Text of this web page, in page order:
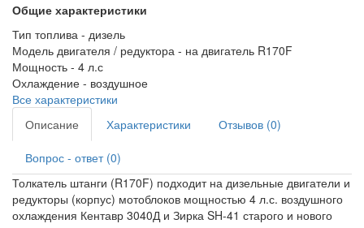
Общие характеристики
Тип топлива - дизель
Модель двигателя / редуктора - на двигатель R170F
Мощность - 4 л.с
Охлаждение - воздушное
Все характеристики
Описание
Характеристики Отзывов (0)
Вопрос - ответ (0)
Толкатель штанги (R170F) подходит на дизельные двигатели и
редукторы (корпус) мотоблоков мощностью 4 л.с. воздушного
охлаждения Кентавр 3040Д и Зирка SH-41 старого и нового